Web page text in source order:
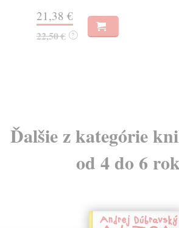
21,38 €
22,50 € ?
Ďalšie z kategórie
od 4 do 6